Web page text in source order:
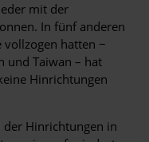
mit der
In fünf anderen
vollzogen hatten −
und Taiwan – hat
Hinrichtungen
der Hinrichtungen in